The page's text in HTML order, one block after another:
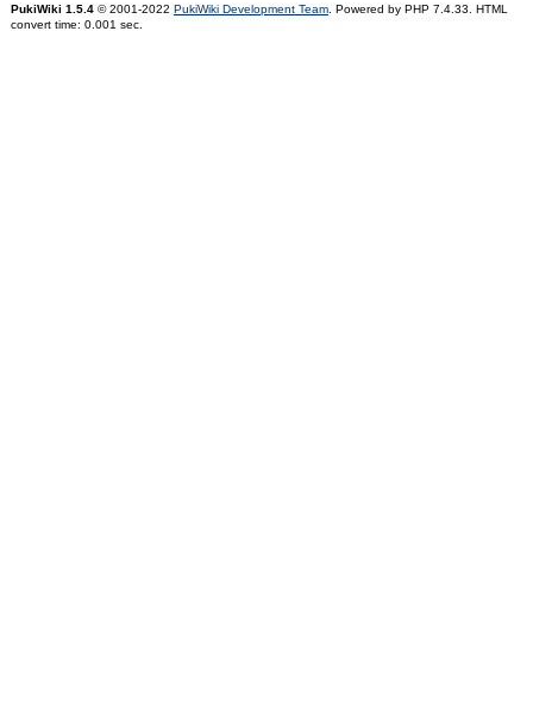
PukiWiki 1.5.4© 2001-2022 PukiWiki Development Team. Powered by PHP 7.4.33. HTML
convert time: 0.001 sec.